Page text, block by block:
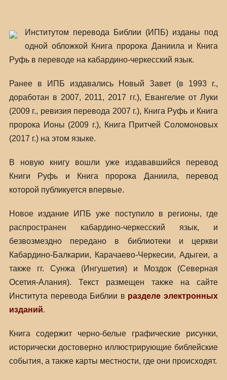
Институтом перевода Библии (ИПБ) изданы под
одной обложкой Книга пророка Даниила и Книга
Руфь в переводе на кабардино-черкесский язык.
Ранее в ИПБ издавались Новый Завет (в 1993 г.,
доработан в 2007, 2011, 2017 гг.), Евангелие от Луки
(2009 г., ревизия перевода 2007 г.), Книга Руфь и Книга
пророка Ионы (2009 г.), Книга Притчей Соломоновых
(2017 г.) на этом языке.
В новую книгу вошли уже издававшийся перевод
Книги Руфь и Книга пророка Даниила, перевод
которой публикуется впервые.
Новое издание ИПБ уже поступило в регионы, где
распространен кабардино-черкесский язык, и
безвозмездно передано в библиотеки и церкви
Кабардино-Балкарии, Карачаево-Черкесии, Адыгеи, а
также гг. Сунжа (Ингушетия) и Моздок (Северная
Осетия-Алания). Текст размещен также на сайте
Института перевода Библии в разделе электронных
изданий.
Книга содержит черно-белые графические рисунки,
исторически достоверно иллюстрирующие библейские
события, а также карты местности, где они происходят.